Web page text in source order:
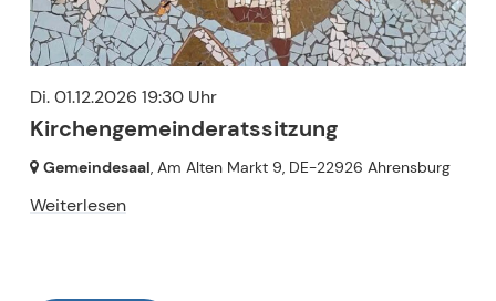
Di. 01.12.2026 19:30 Uhr
Kirchengemeinderatssitzung
Gemeindesaal, Am Alten Markt 9, DE-22926 Ahrensburg
Weiterlesen